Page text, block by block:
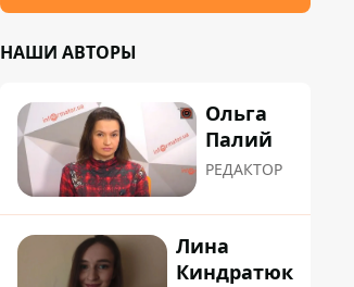
НАШИ АВТОРЫ
Ольга
Палий
РЕДАКТОР
Лина
Киндратюк